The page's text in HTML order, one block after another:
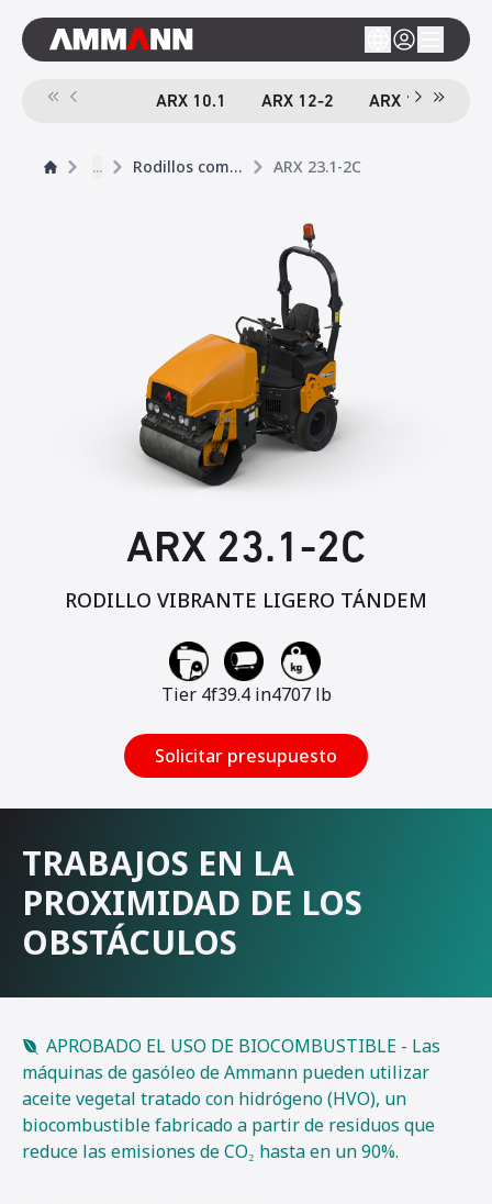
ARX 10.1 ARX 12-2 ARX 16-2
... Rodillos compactador tándem ARX 23.1-2C
ARX 23.1-2C
RODILLO VIBRANTE LIGERO TÁNDEM
Tier 4f39.4 in4707 lb
Solicitar presupuesto
TRABAJOS EN LA
PROXIMIDAD DE LOS
OBSTÁCULOS
APROBADO EL USO DE BIOCOMBUSTIBLE - Las
máquinas de gasóleo de Ammann pueden utilizar
aceite vegetal tratado con hidrógeno (HVO), un
biocombustible fabricado a partir de residuos que
reduce las emisiones de CO₂ hasta en un 90%.